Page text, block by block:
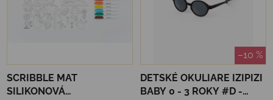
SCRIBBLE MAT
SILIKONOVÁ
–10 %
DETSKÉ OKULIARE IZIPIZI
BABY 0 - 3 ROKY #D -